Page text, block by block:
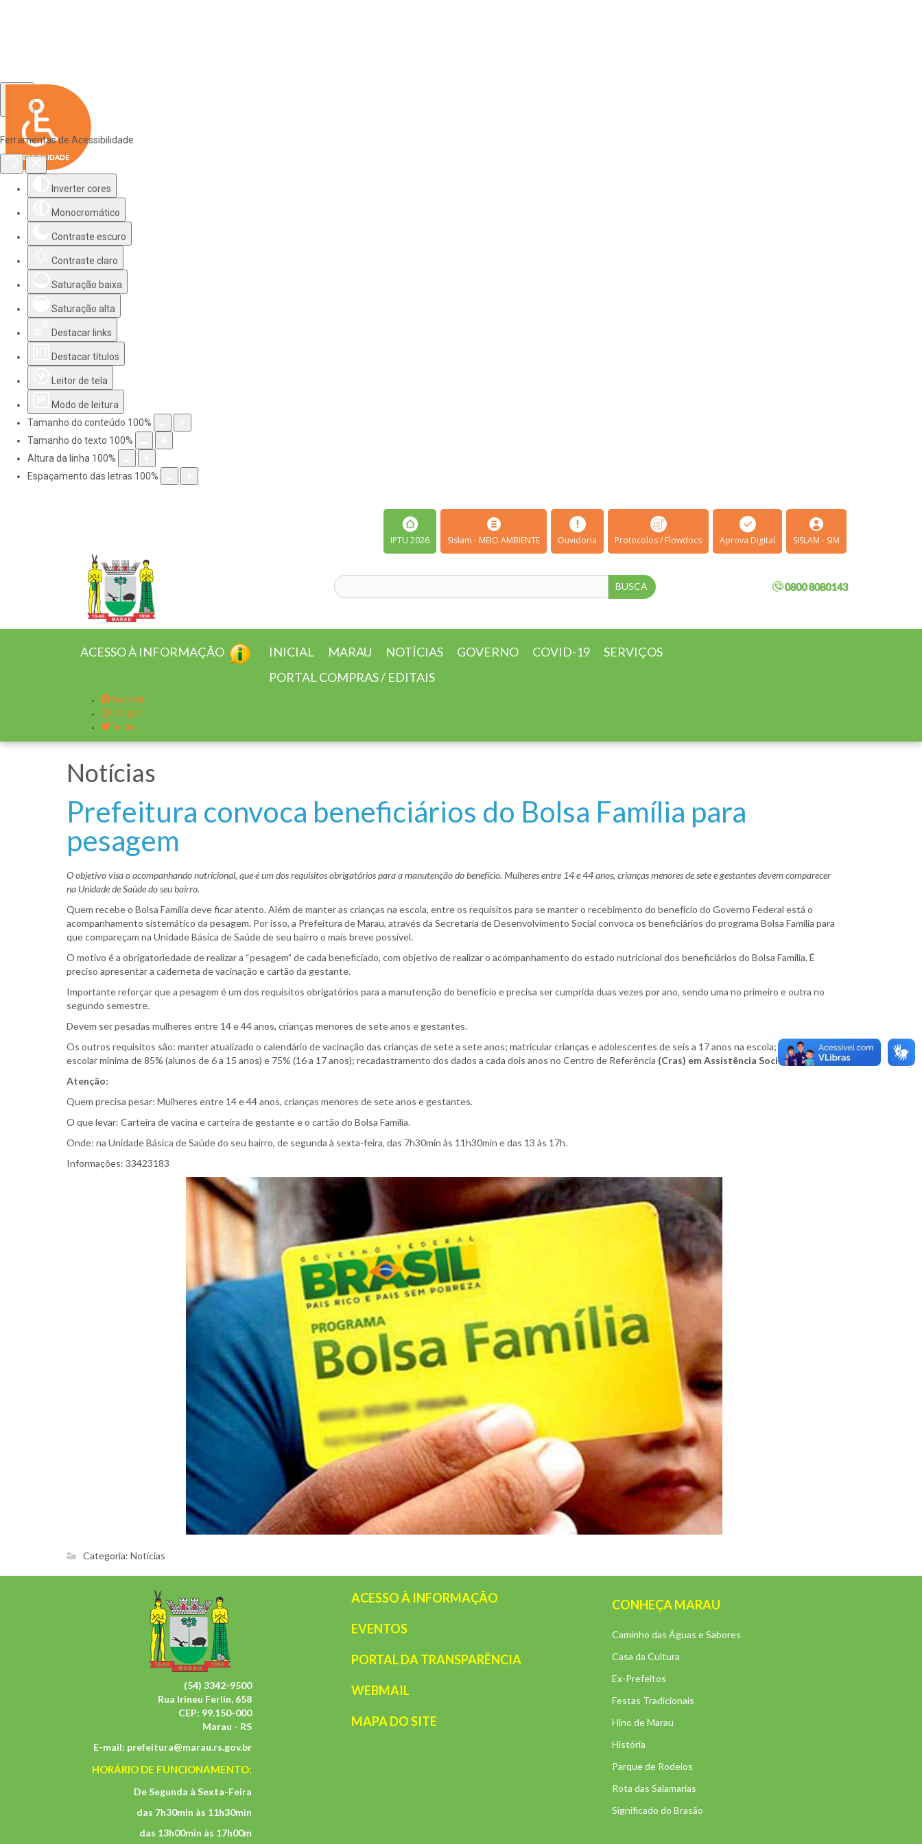
Ferramentas de Acessibilidade
Inverter cores
Monocromático
Contraste escuro
Contraste claro
Saturação baixa
Saturação alta
Destacar links
Destacar títulos
Leitor de tela
Modo de leitura
Tamanho do conteúdo 100%
Tamanho do texto 100%
Altura da linha 100%
Espaçamento das letras 100%
IPTU 2026 Sislam - MEIO AMBIENTE Ouvidoria Protocolos / Flowdocs Aprova Digital SISLAM - SIM
ACESSO À INFORMAÇÃO INICIAL MARAU NOTÍCIAS GOVERNO COVID-19
SERVIÇOS
PORTAL COMPRAS / EDITAIS
Facebook
Instagram
Twitter
Notícias
Prefeitura convoca beneficiários do Bolsa Família para
pesagem
O objetivo visa o acompanhando nutricional, que é um dos requisitos obrigatórios para a manutenção do benefício. Mulheres entre 14 e 44 anos, crianças menores de sete e gestantes devem comparecer
na Unidade de Saúde do seu bairro.
Quem recebe o Bolsa Família deve ficar atento. Além de manter as crianças na escola, entre os requisitos para se manter o recebimento do benefício do Governo Federal está o
acompanhamento sistemático da pesagem. Por isso, a Prefeitura de Marau, através da Secretaria de Desenvolvimento Social convoca os beneficiários do programa Bolsa Família para
que compareçam na Unidade Básica de Saúde de seu bairro o mais breve possível.
O motivo é a obrigatoriedade de realizar a “pesagem” de cada beneficiado, com objetivo de realizar o acompanhamento do estado nutricional dos beneficiários do Bolsa Família. É
preciso apresentar a caderneta de vacinação e cartão da gestante.
Importante reforçar que a pesagem é um dos requisitos obrigatórios para a manutenção do benefício e precisa ser cumprida duas vezes por ano, sendo uma no primeiro e outra no
segundo semestre.
Devem ser pesadas mulheres entre 14 e 44 anos, crianças menores de sete anos e gestantes.
Os outros requisitos são: manter atualizado o calendário de vacinação das crianças de sete a sete anos; matricular crianças e adolescentes de seis a 17 anos na escola; frequência
escolar mínima de 85% (alunos de 6 a 15 anos) e 75% (16 a 17 anos); recadastramento dos dados a cada dois anos no Centro de Referência (Cras) em Assistência Social.
Atenção:
Quem precisa pesar: Mulheres entre 14 e 44 anos, crianças menores de sete anos e gestantes.
O que levar: Carteira de vacina e carteira de gestante e o cartão do Bolsa Família.
Onde: na Unidade Básica de Saúde do seu bairro, de segunda à sexta-feira, das 7h30min às 11h30min e das 13 às 17h.
Informações: 33423183
Categoria: Notícias
(54) 3342-9500
Rua Irineu Ferlin, 658
CEP: 99.150-000
Marau - RS
E-mail: prefeitura@marau.rs.gov.br
HORÁRIO DE FUNCIONAMENTO:
De Segunda à Sexta-Feira
das 7h30min às 11h30min
das 13h00min às 17h00m
ACESSO À INFORMAÇÃO
EVENTOS
PORTAL DA TRANSPARÊNCIA
WEBMAIL
MAPA DO SITE
CONHEÇA MARAU
Caminho das Águas e Sabores
Casa da Cultura
Ex-Prefeitos
Festas Tradicionais
Hino de Marau
História
Parque de Rodeios
Rota das Salamarias
Significado do Brasão